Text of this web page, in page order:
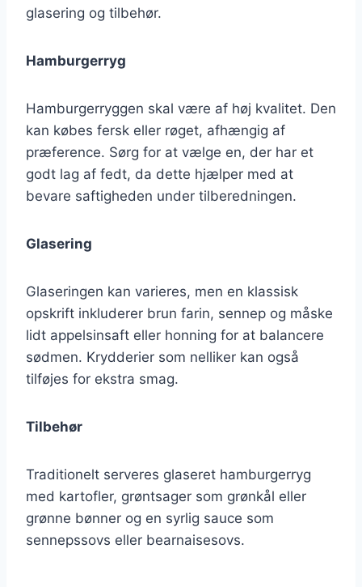
glasering og tilbehør.
Hamburgerryg
Hamburgerryggen skal være af høj kvalitet. Den
kan købes fersk eller røget, afhængig af
præference. Sørg for at vælge en, der har et
godt lag af fedt, da dette hjælper med at
bevare saftigheden under tilberedningen.
Glasering
Glaseringen kan varieres, men en klassisk
opskrift inkluderer brun farin, sennep og måske
lidt appelsinsaft eller honning for at balancere
sødmen. Krydderier som nelliker kan også
tilføjes for ekstra smag.
Tilbehør
Traditionelt serveres glaseret hamburgerryg
med kartofler, grøntsager som grønkål eller
grønne bønner og en syrlig sauce som
sennepssovs eller bearnaisesovs.